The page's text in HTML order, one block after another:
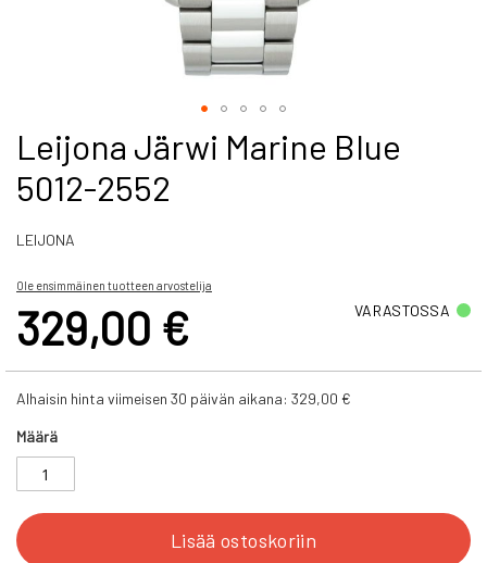
Skip
to
the
beginning
the
gallery
Leijona Järwi Marine Blue
5012-2552
LEIJONA
Ole ensimmäinen tuotteen arvostelija
329,00 € VARASTOSSA
Alhaisin hinta viimeisen 30 päivän aikana: 329,00 €
Määrä
Lisää ostoskoriin